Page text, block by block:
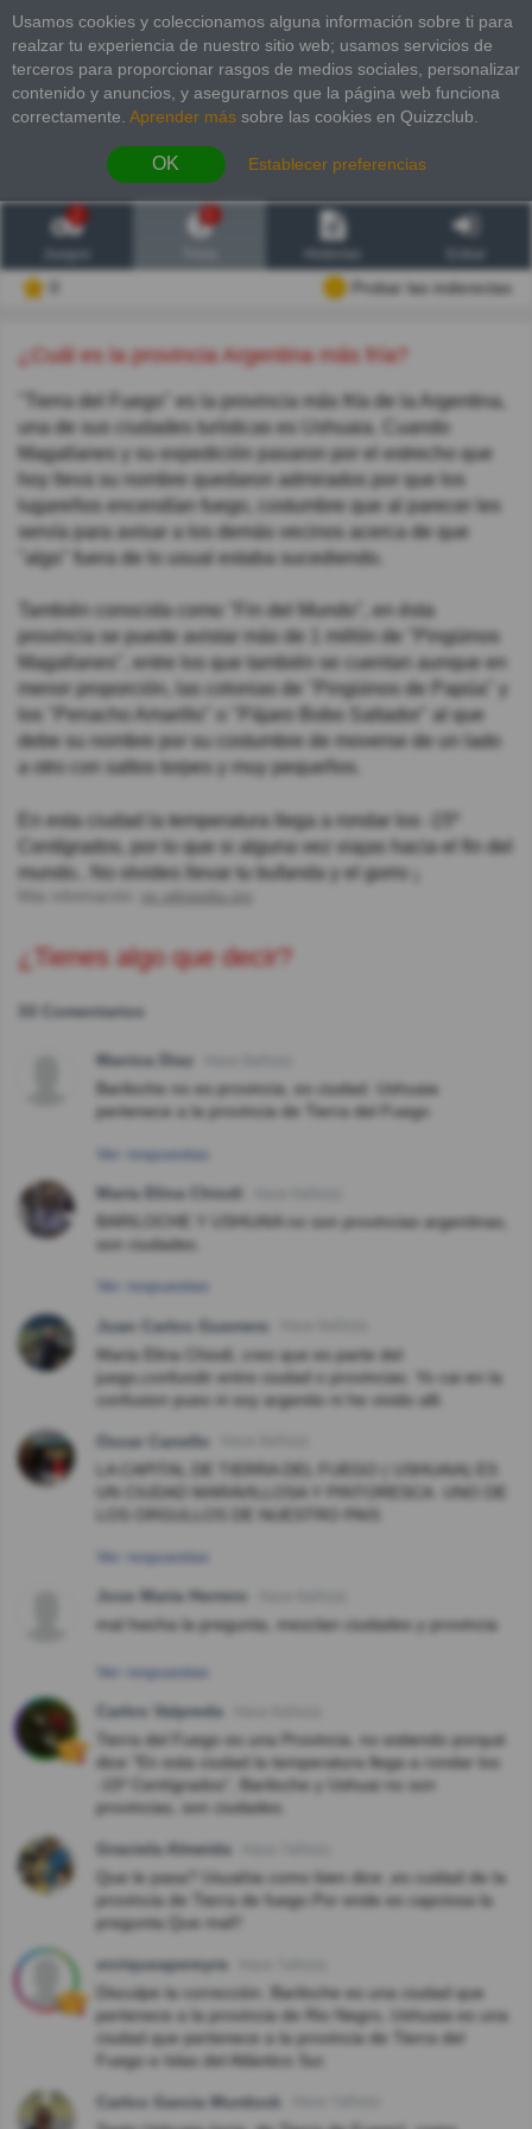
Usamos cookies y coleccionamos alguna información sobre ti para
realzar tu experiencia de nuestro sitio web; usamos servicios de
terceros para proporcionar rasgos de medios sociales, personalizar
contenido y anuncios, y asegurarnos que la página web funciona
correctamente. Aprender más sobre las cookies en Quizzclub.
OK Establecer preferencias
2
Probar las inderectas
¿Cuál es la provincia Argentina más fría?
"Tierra del Fuego" es la provincia más fría de la Argentina,
una de sus ciudades turísticas es Ushuaia. Cuando
Magallanes y su expedición pasaron por el estrecho que
hoy lleva su nombre quedaron admirados por que los
lugareños encendían fuego, costumbre que al parecer les
servía para avisar a los demás vecinos acerca de que
"algo" fuera de lo usual estaba sucediendo.
También conocida como "Fin del Mundo", en ésta
provincia se puede avistar más de 1 millón de "Pingüinos
Magallanes", entre los que también se cuentan aunque en
menor proporción, las colonias de "Pingüinos de Papúa" y
los "Penacho Amarillo" o "Pájaro Bobo Saltador" al que
debe su nombre por su costumbre de moverse de un lado
a otro con saltos torpes y muy pequeños.
En esta ciudad la temperatura llega a rondar los -15º
Centígrados, por lo que si alguna vez viajas hacia el fin del
mundo.. No olvides llevar tu bufanda y el gorro ¡
es.wikipedia.org
¿Tienes algo que decir?
33 Comentarios
Manica Diaz
Bariloche no es provincia, es ciudad. Ushuaia
pertenece a la provincia de Tierra del Fuego
Ver respuestas
Maria Elina Chiodi
BARILOCHE Y USHUAIA no son provincias argentinas,
son ciudades.
Ver respuestas
Juan Carlos Guerrero
Maria Elina Chiodi, creo que es parte del
juego,confundir entre ciudad o provincias. Yo cai en la
confusion pues ni soy argentio ni he vivido alli.
Oscar Canello
LA CAPITAL DE TIERRA DEL FUEGO ( USHUAIA) ES
UN CIUDAD MARAVILLOSA Y PINTORESCA. UNO DE
LOS ORGULLOS DE NUESTRO PAIS
Ver respuestas
Jose Maria Herrero
mal hwcha la pregunta, mezclan ciudades y provincia
Ver respuestas
Carlos Valpreda
Tierra del Fuego es una Provincia, no estiendo porqué
dice "En esta ciudad la temperatura llega a rondar los
-15º Centígrados", Bariloche y Ushuai no son
provincias, son ciudades.
Graciela Almeida
Que le pasa? Usuahia como bien dice ,es cuidad de la
provincia de Tierra de fuego.Por ende es capciosa la
pregunta.Que mal!!
enriqueapereyra
Disculpe la corrección. Bariloche es una ciudad que
pertenece a la provincia de Rio Negro, Ushuaia es una
ciudad que pertenece a la provincia de Tierra del
Fuego e Islas del Atlántico Sur.
Carlos Garcia Murdock